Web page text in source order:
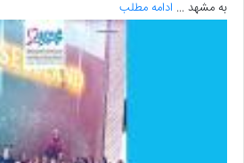
به مشهد ... ادامه مطلب